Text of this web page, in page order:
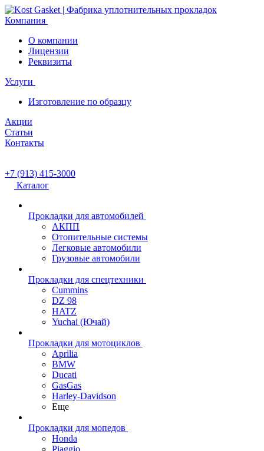
Компания
О компании
Лицензии
Реквизиты
Услуги
Изготовление по образцу
Акции
Статьи
Контакты
+7 (913) 415-3000
Каталог
Прокладки для автомобилей
АКПП
Отопительные системы
Легковые автомобили
Грузовые автомобили
Прокладки для спецтехники
Cummins
DZ 98
HATZ
Yuchai (Ючай)
Прокладки для мотоциклов
Aprilia
BMW
Ducati
GasGas
Harley-Davidson
Еще
Прокладки для мопедов
Honda
Piaggio